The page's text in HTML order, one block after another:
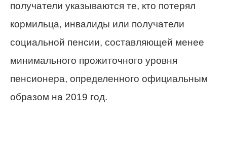
получатели указываются те, кто потерял
кормильца, инвалиды или получатели
социальной пенсии, составляющей менее
минимального прожиточного уровня
пенсионера, определенного официальным
образом на 2019 год.